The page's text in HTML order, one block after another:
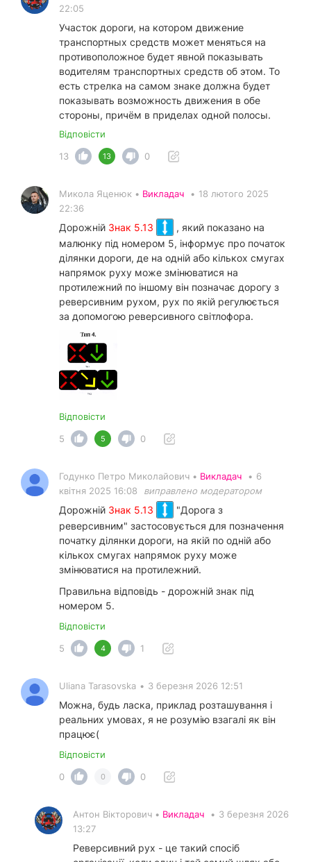
22:05
Участок дороги, на котором движение
транспортных средств может меняться на
противоположное будет явной показывать
водителям транспортных средств об этом. То
есть стрелка на самом знаке должна будет
показывать возможность движения в обе
стороны, причём в приделах одной полосы.
Відповісти
13
13 0
Микола Яценюк • Викладач • 18 лютого 2025
22:36
Дорожній Знак 5.13
, який показано на
малюнку під номером 5, інформує про початок
ділянки дороги, де на одній або кількох смугах
напрямок руху може змінюватися на
протилежний по іншому він позначає дорогу з
реверсивним рухом, рух по якій регулюється
за допомогою реверсивного світлофора.
Відповісти
5
5 0
Годунко Петро Миколайович • Викладач • 6
квітня 2025 16:08
виправлено модератором
Дорожній Знак 5.13
"Дорога з
реверсивним" застосовується для позначення
початку ділянки дороги, на якій по одній або
кількох смугах напрямок руху може
змінюватися на протилежний.
Правильна відповідь - дорожній знак під
номером 5.
Відповісти
5
4 1
Uliana Tarasovska • 3 березня 2026 12:51
Можна, будь ласка, приклад розташування і
реальних умовах, я не розумію взагалі як він
працює(
Відповісти
0
0 0
Антон Вікторович • Викладач • 3 березня 2026
13:27
Реверсивний рух - це такий спосіб